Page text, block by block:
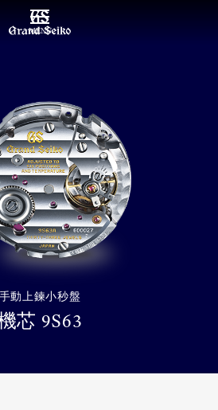
MENU
手動上鍊小秒盤
芯 9S63